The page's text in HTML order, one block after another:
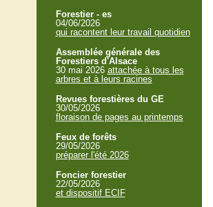
Forestier - es
04/06/2026
qui racontent leur travail quotidien
Assemblée générale des
Forestiers d'Alsace
30 mai 2026 attachée à tous les
arbres et à leurs racines
Revues forestières du GE
30/05/2026
floraison de pages au printemps
Feux de forêts
29/05/2026
préparer l'été 2026
Foncier forestier
22/05/2026
et dispositif ECIF